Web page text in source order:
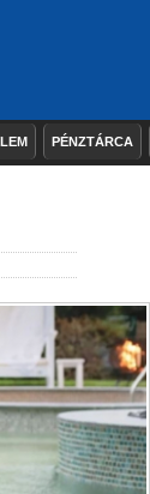
PÉNZTÁRCA